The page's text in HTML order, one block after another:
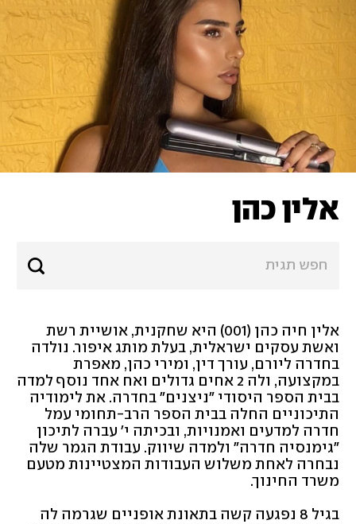
אלין כהן
אלין חיה כהן (001) היא שחקנית, אושיית רשת
בחדרה ליורם, עורך דין, ומירי כהן, מאפרת
משרד החינוך.